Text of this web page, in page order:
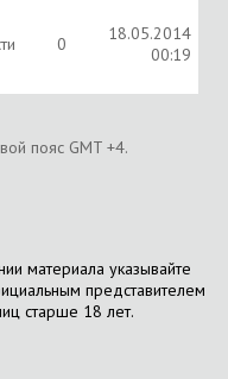
0
18.05.2014
00:19
пояс GMT +4.
материала указывайте
представителем
старше 18 лет.